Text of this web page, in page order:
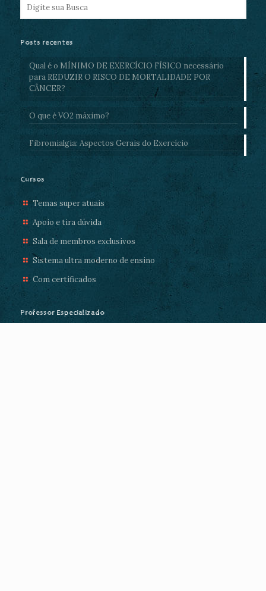
Posts recentes
Qual é o MÍNIMO DE EXERCÍCIO FÍSICO necessário
para REDUZIR O RISCO DE MORTALIDADE POR
CÂNCER?
O que é VO2 máximo?
Fibromialgia: Aspectos Gerais do Exercício
Cursos
Temas super atuais
Apoio e tira dúvida
Sala de membros exclusivos
Sistema ultra moderno de ensino
Com certificados
Professor Especializado